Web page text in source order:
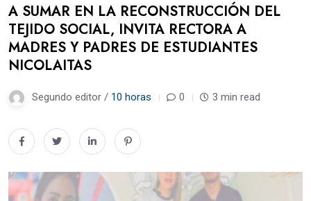
A SUMAR EN LA RECONSTRUCCIÓN DEL
TEJIDO SOCIAL, INVITA RECTORA A
MADRES Y PADRES DE ESTUDIANTES
NICOLAITAS
Segundo editor / 10 horas 0 3 min read